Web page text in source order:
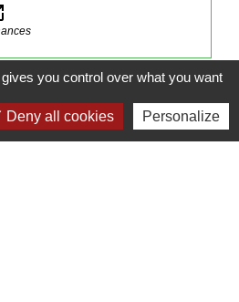
une erreur sur cette page
you control over what you want
Deny all cookies Personalize